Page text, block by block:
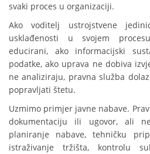
svaki proces u organizaciji.
Ako voditelj ustrojstvene
usklađenosti u svojem
educirani, ako informacijski
podatke, ako uprava ne dobiva
ne analiziraju, pravna služba
popravljati štetu.
Uzmimo primjer javne nabave.
dokumentaciju ili ugovor, ali
planiranje nabave, tehničku
istraživanje tržišta, kontrolu